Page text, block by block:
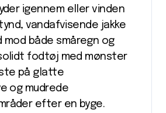
igennem eller vinden
vandafvisende jakke
både småregn og
fodtøj med mønster
på glatte
og mudrede
efter en byge.